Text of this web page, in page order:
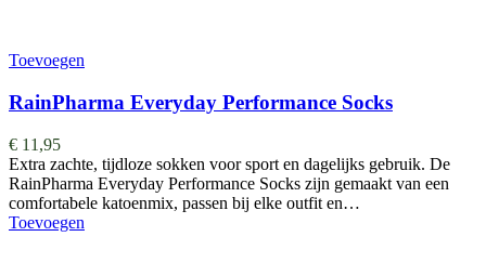
Toevoegen
RainPharma Everyday Performance Socks
€ 11,95
Extra zachte, tijdloze sokken voor sport en dagelijks gebruik. De
RainPharma Everyday Performance Socks zijn gemaakt van een
comfortabele katoenmix, passen bij elke outfit en…
Toevoegen